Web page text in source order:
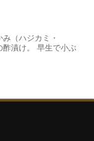
（ハジカミ・
酢漬け。 早生で小ぶ